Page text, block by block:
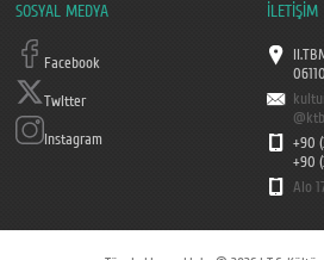
SOSYAL MEDYA
Facebook
Twitter
Instagram
İLETİŞİM
+90
+90
Alo